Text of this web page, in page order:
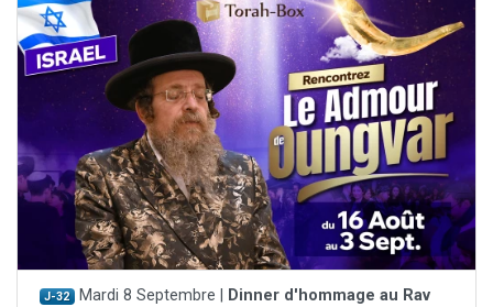
J-32 Mardi 8 Septembre |
Dinner d'hommage au Rav